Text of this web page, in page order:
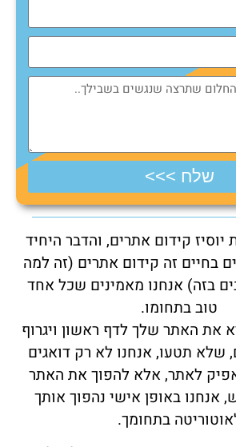
שלח >>>
יוסיז קידום אתרים, והדבר היחיד
בחיים זה קידום אתרים (זה למה
בזה) אנחנו מאמינים שכל אחד
טוב בתחומו.
את האתר שלך לדף ראשון ויגרוף
שלא תטעו, אנחנו לא רק דואגים
לאתר, אלא להפוך את האתר
אנחנו באופן אישי נהפוך אותך
בתחומך.